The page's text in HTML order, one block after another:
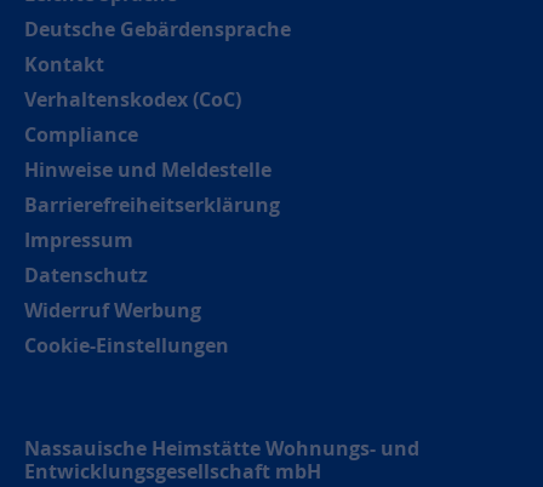
Deutsche Gebärdensprache
Kontakt
Verhaltenskodex (CoC)
Compliance
Hinweise und Meldestelle
Barrierefreiheitserklärung
Impressum
Datenschutz
Widerruf Werbung
Cookie-Einstellungen
Nassauische Heimstätte Wohnungs- und
Entwicklungsgesellschaft mbH